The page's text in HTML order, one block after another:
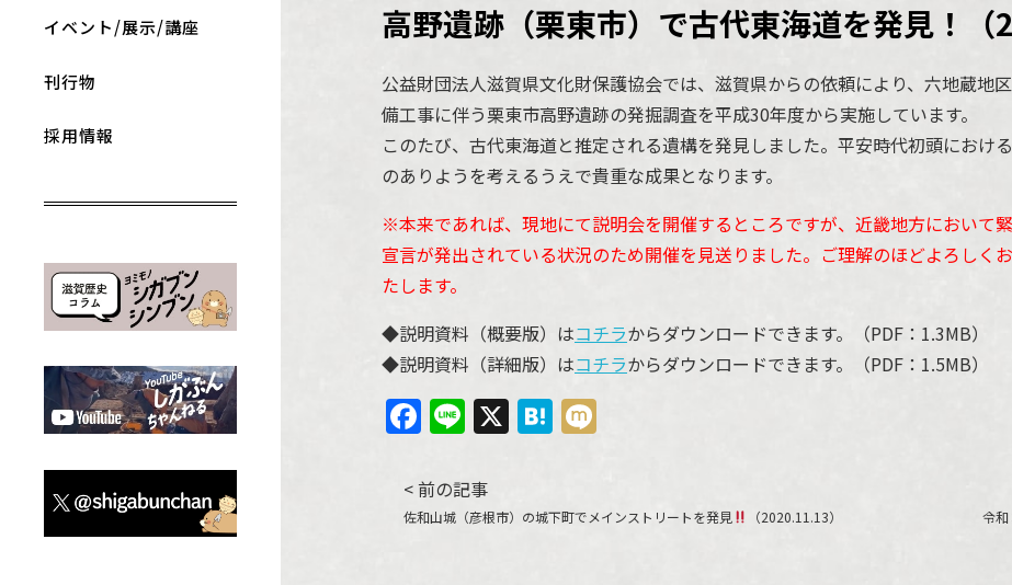
イベント/展示/講座
刊行物
採用情報
高野遺跡（栗東市）で古代東海道を発見！（
公益財団法人滋賀県文化財保護協会では、滋賀県からの依頼により、六地蔵地
備工事に伴う栗東市高野遺跡の発掘調査を平成30年度から実施しています。
このたび、古代東海道と推定される遺構を発見しました。平安時代初頭におけ
のありようを考えるうえで貴重な成果となります。
※本来であれば、現地にて説明会を開催するところですが、近畿地方において
宣言が発出されている状況のため開催を見送りました。ご理解のほどよろしく
たします。
◆説明資料（概要版）はコチラからダウンロードできます。（PDF：1.3MB）
◆説明資料（詳細版）はコチラからダウンロードできます。（PDF：1.5MB）
Facebook
Line
X Hatena
投
稿
< 前の記事
佐和山城（彦根市）の城下町でメインストリートを発見 （2020.11.13） 令